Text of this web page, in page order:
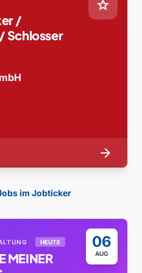
star
/
Schlosser
arrow_forward
im Jobticker
06
AUG
HEUTE
MEINER